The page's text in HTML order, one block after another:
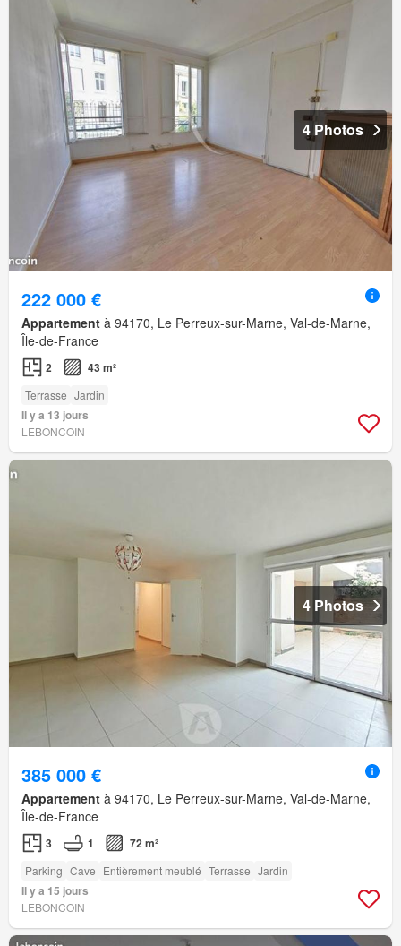
4 Photos
222 000 €
Appartement à 94170, Le Perreux-sur-Marne, Val-de-Marne,
Île-de-France
2 43 m²
Terrasse Jardin
Il y a 13 jours
LEBONCOIN
4 Photos
385 000 €
Appartement à 94170, Le Perreux-sur-Marne, Val-de-Marne,
Île-de-France
3 1 72 m²
Parking Cave Entièrement meublé Terrasse Jardin
Il y a 15 jours
LEBONCOIN